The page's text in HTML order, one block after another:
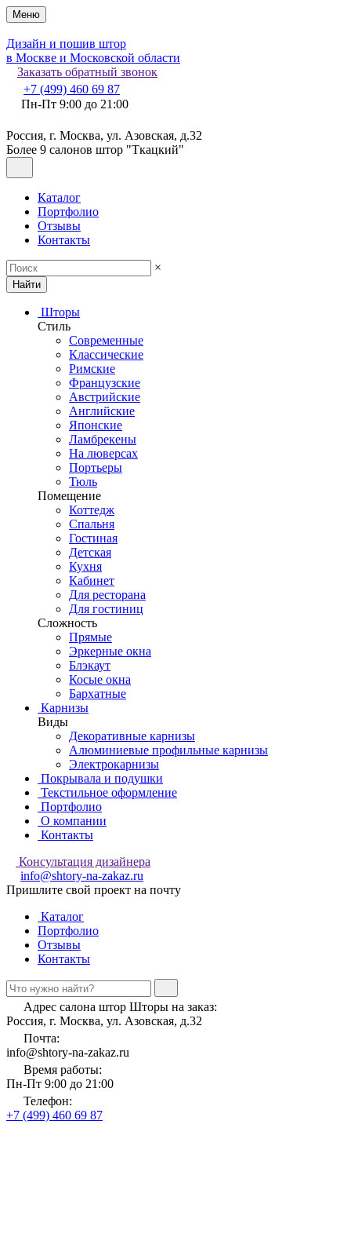
Меню
Дизайн и пошив штор
в Москве и Московской области
Заказать обратный звонок
+7 (499) 460 69 87
Пн-Пт 9:00 до 21:00
Россия, г. Москва, ул. Азовская, д.32
Более 9 салонов штор "Ткацкий"
Каталог
Портфолио
Отзывы
Контакты
×
Найти
Шторы
Стиль
Современные
Классические
Римские
Французские
Австрийские
Английские
Японские
Ламбрекены
На люверсах
Портьеры
Тюль
Помещение
Коттедж
Спальня
Гостиная
Детская
Кухня
Кабинет
Для ресторана
Для гостиниц
Сложность
Прямые
Эркерные окна
Блэкаут
Косые окна
Бархатные
Карнизы
Виды
Декоративные карнизы
Алюминиевые профильные карнизы
Электрокарнизы
Покрывала и подушки
Текстильное оформление
Портфолио
О компании
Контакты
Консультация дизайнера
info@shtory-na-zakaz.ru
Пришлите свой проект на почту
Каталог
Портфолио
Отзывы
Контакты
Адрес салона штор Шторы на заказ:
Россия, г. Москва, ул. Азовская, д.32
Почта:
info@shtory-na-zakaz.ru
Время работы:
Пн-Пт 9:00 до 21:00
Телефон:
+7 (499) 460 69 87